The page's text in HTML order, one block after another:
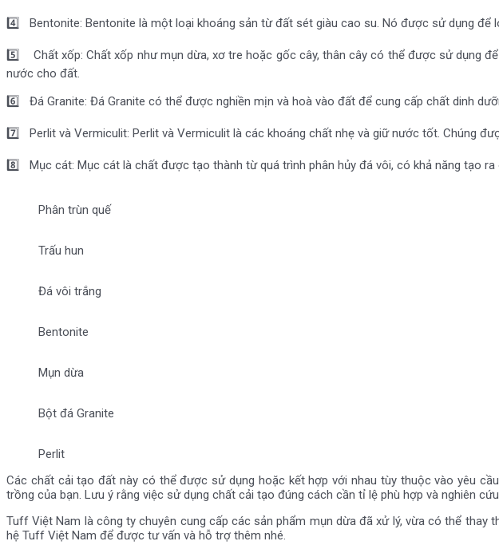
4️⃣ Bentonite: Bentonite là một loại khoáng sản từ đất sét giàu cao su. Nó được sử dụng để
5️⃣ Chất xốp: Chất xốp như mụn dừa, xơ tre hoặc gốc cây, thân cây có thể được sử dụng
nước cho đất.
6️⃣ Đá Granite: Đá Granite có thể được nghiền mịn và hoà vào đất để cung cấp chất dinh
7️⃣ Perlit và Vermiculit: Perlit và Vermiculit là các khoáng chất nhẹ và giữ nước tốt. Chúng
8️⃣ Mục cát: Mục cát là chất được tạo thành từ quá trình phân hủy đá vôi, có khả năng tạo
Phân trùn quế
Trấu hun
Đá vôi trắng
Bentonite
Mụn dừa
Bột đá Granite
Perlit
Các chất cải tạo đất này có thể được sử dụng hoặc kết hợp với nhau tùy thuộc vào yêu
trồng của bạn. Lưu ý rằng việc sử dụng chất cải tạo đúng cách cần tỉ lệ phù hợp và nghiên
Tuff Việt Nam là công ty chuyên cung cấp các sản phẩm mụn dừa đã xử lý, vừa có thể
hệ Tuff Việt Nam để được tư vấn và hỗ trợ thêm nhé.